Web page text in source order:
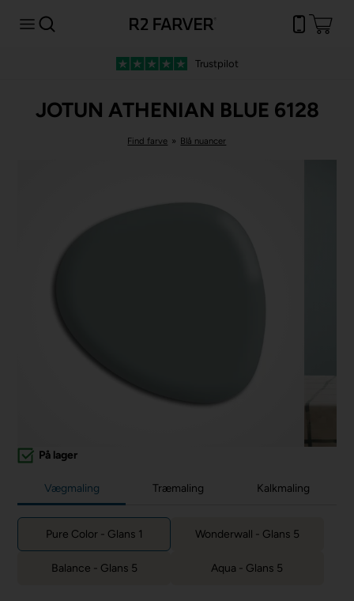
Trustpilot
JOTUN ATHENIAN BLUE 6128
Find farve » Blå nuancer
På lager
Vægmaling Træmaling Kalkmaling
Pure Color - Glans 1 Wonderwall - Glans 5
Balance - Glans 5 Aqua - Glans 5